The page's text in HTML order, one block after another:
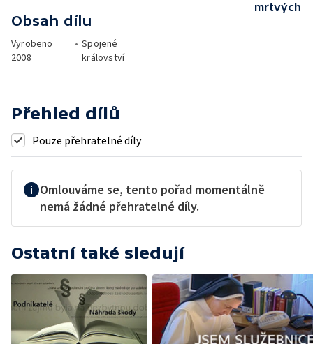
Obsah dílu
Vyrobeno
2008
• Spojené
království
mrtvých
Přehled dílů
Pouze přehratelné díly
Omlouváme se, tento pořad momentálně
nemá žádné přehratelné díly.
Ostatní také sledují